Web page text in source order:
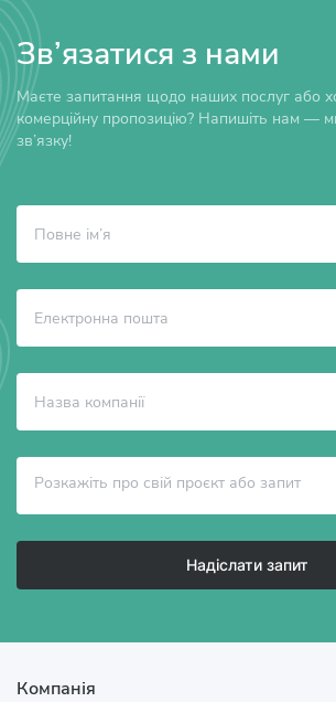
Зв’язатися з нами
Маєте запитання щодо наших послуг або
комерційну пропозицію? Напишіть нам —
зв’язку!
Надіслати запит
Компанія